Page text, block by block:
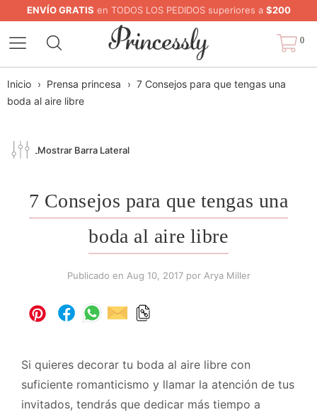
ENVÍO GRATIS en TODOS LOS PEDIDOS superiores a $200
0
Inicio › Prensa princesa › 7 Consejos para que tengas una
boda al aire libre
Mostrar Barra Lateral
7 Consejos para que tengas una
boda al aire libre
Publicado en Aug 10, 2017por Arya Miller
Si quieres decorar tu boda al aire libre con
suficiente romanticismo y llamar la atención de tus
invitados, tendrás que dedicar más tiempo a